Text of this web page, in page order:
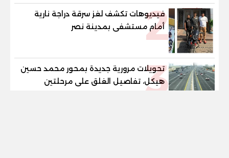
2
فيديوهات تكشف لغز سرقة دراجة نارية
أمام مستشفى بمدينة نصر
3
تحويلات مرورية جديدة بمحور محمد حسين
هيكل، تفاصيل الغلق على مرحلتين